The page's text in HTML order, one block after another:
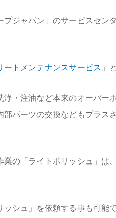
ジャパン」のサービスセン
ートメンテナンスサービス 」
・注油など本来のオーバー
パーツの交換などもプラス
業の「ライトポリッシュ」は
シュ」を依頼する事も可能で